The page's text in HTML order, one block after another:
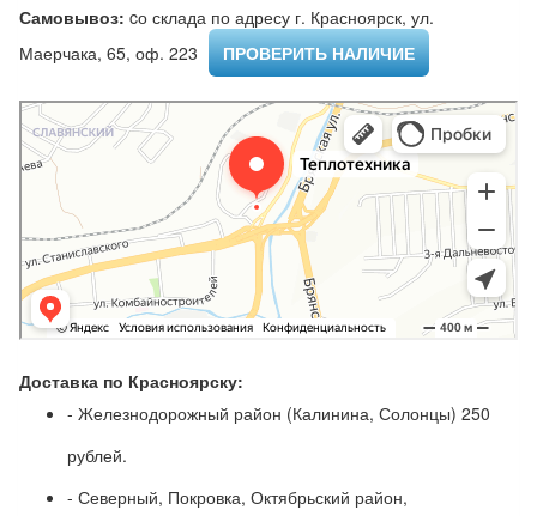
Самовывоз: cо склада по адресу г. Красноярск, ул.
Маерчака, 65, оф. 223 ​
ПРОВЕРИТЬ НАЛИЧИЕ
Доставка по Красноярску:
- Железнодорожный район (Калинина, Солонцы) 250
рублей.
- Северный, Покровка, Октябрьский район,